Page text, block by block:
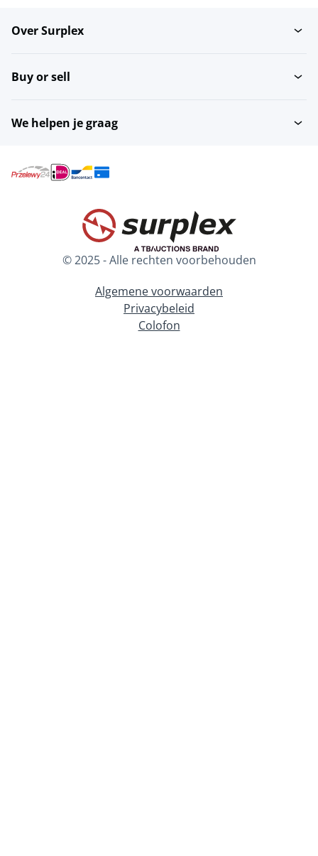
Over Surplex
Buy or sell
We helpen je graag
© 2025 - Alle rechten voorbehouden
Algemene voorwaarden
Privacybeleid
Colofon